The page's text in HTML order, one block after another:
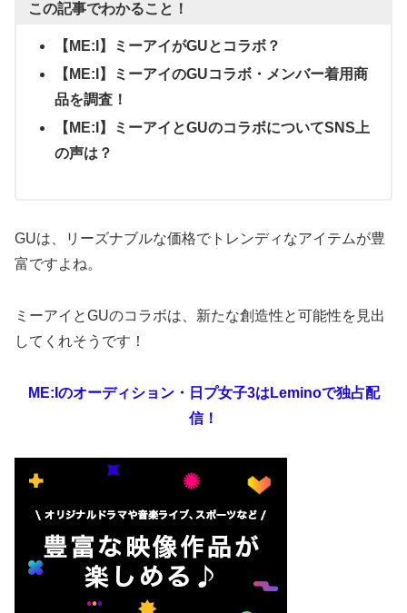
この記事でわかること！
【ME:I】ミーアイがGUとコラボ？
【ME:I】ミーアイのGUコラボ・メンバー着用商
品を調査！
【ME:I】ミーアイとGUのコラボについてSNS上
の声は？
GUは、リーズナブルな価格でトレンディなアイテムが豊
富ですよね。
ミーアイとGUのコラボは、新たな創造性と可能性を見出
してくれそうです！
ME:Iのオーディション・日プ女子3はLeminoで独占配
信！